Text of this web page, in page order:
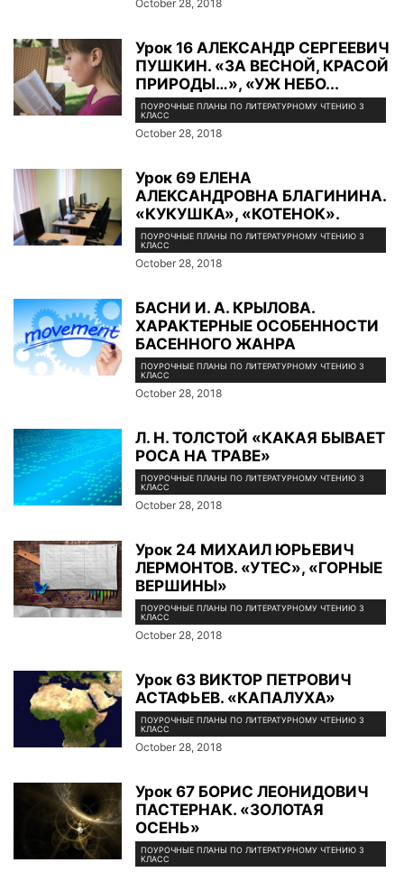
October 28, 2018
Урок 16 АЛЕКСАНДР СЕРГЕЕВИЧ
ПУШКИН. «ЗА ВЕСНОЙ, КРАСОЙ
ПРИРОДЫ…», «УЖ НЕБО...
ПОУРОЧНЫЕ ПЛАНЫ ПО ЛИТЕРАТУРНОМУ ЧТЕНИЮ 3
КЛАСС
October 28, 2018
Урок 69 ЕЛЕНА
АЛЕКСАНДРОВНА БЛАГИНИНА.
«КУКУШКА», «КОТЕНОК».
ПОУРОЧНЫЕ ПЛАНЫ ПО ЛИТЕРАТУРНОМУ ЧТЕНИЮ 3
КЛАСС
October 28, 2018
БАСНИ И. А. КРЫЛОВА.
ХАРАКТЕРНЫЕ ОСОБЕННОСТИ
БАСЕННОГО ЖАНРА
ПОУРОЧНЫЕ ПЛАНЫ ПО ЛИТЕРАТУРНОМУ ЧТЕНИЮ 3
КЛАСС
October 28, 2018
Л. Н. ТОЛСТОЙ «КАКАЯ БЫВАЕТ
РОСА НА ТРАВЕ»
ПОУРОЧНЫЕ ПЛАНЫ ПО ЛИТЕРАТУРНОМУ ЧТЕНИЮ 3
КЛАСС
October 28, 2018
Урок 24 МИХАИЛ ЮРЬЕВИЧ
ЛЕРМОНТОВ. «УТЕС», «ГОРНЫЕ
ВЕРШИНЫ»
ПОУРОЧНЫЕ ПЛАНЫ ПО ЛИТЕРАТУРНОМУ ЧТЕНИЮ 3
КЛАСС
October 28, 2018
Урок 63 ВИКТОР ПЕТРОВИЧ
АСТАФЬЕВ. «КАПАЛУХА»
ПОУРОЧНЫЕ ПЛАНЫ ПО ЛИТЕРАТУРНОМУ ЧТЕНИЮ 3
КЛАСС
October 28, 2018
Урок 67 БОРИС ЛЕОНИДОВИЧ
ПАСТЕРНАК. «ЗОЛОТАЯ
ОСЕНЬ»
ПОУРОЧНЫЕ ПЛАНЫ ПО ЛИТЕРАТУРНОМУ ЧТЕНИЮ 3
КЛАСС